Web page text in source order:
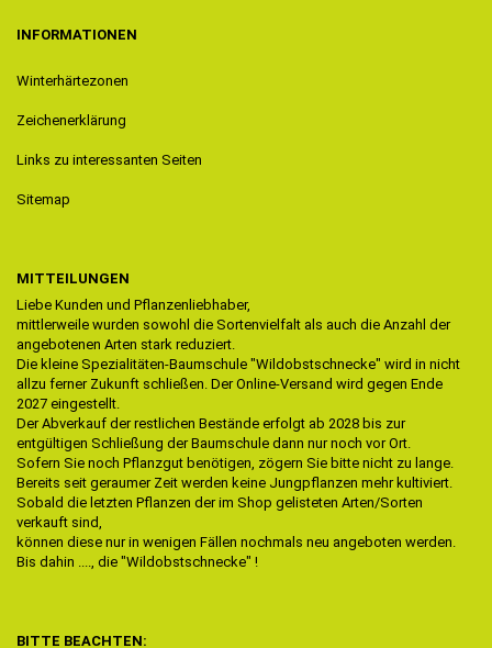
INFORMATIONEN
Winterhärtezonen
Zeichenerklärung
Links zu interessanten Seiten
Sitemap
MITTEILUNGEN
Liebe Kunden und Pflanzenliebhaber,
mittlerweile wurden sowohl die Sortenvielfalt als auch die Anzahl der
angebotenen Arten stark reduziert.
Die kleine Spezialitäten-Baumschule "Wildobstschnecke" wird in nicht
allzu ferner Zukunft schließen. Der Online-Versand wird gegen Ende
2027 eingestellt.
Der Abverkauf der restlichen Bestände erfolgt ab 2028 bis zur
entgültigen Schließung der Baumschule dann nur noch vor Ort.
Sofern Sie noch Pflanzgut benötigen, zögern Sie bitte nicht zu lange.
Bereits seit geraumer Zeit werden keine Jungpflanzen mehr kultiviert.
Sobald die letzten Pflanzen der im Shop gelisteten Arten/Sorten
verkauft sind,
können diese nur in wenigen Fällen nochmals neu angeboten werden.
Bis dahin ...., die "Wildobstschnecke" !
BITTE BEACHTEN: